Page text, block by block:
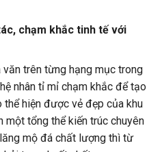
chạm khắc tinh tế với
trên từng hạng mục trong
nhân tỉ mỉ chạm khắc để tạo
hiện được vẻ đẹp của khu
một tổng thể kiến trúc chuyên
mộ đá chất lượng thì từ